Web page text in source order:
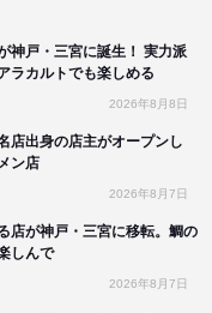
神戸・三宮に誕生！ 実力派
ラカルトでも楽しめる
2026年8月8日
店出身の店主がオープンし
ン店
2026年8月7日
店が神戸・三宮に移転。鯛の
しんで
2026年8月7日